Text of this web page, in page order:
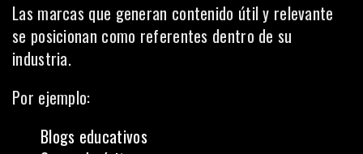
Las marcas que generan contenido útil y relevante
se posicionan como referentes dentro de su
industria.
Por ejemplo:
Blogs educativos